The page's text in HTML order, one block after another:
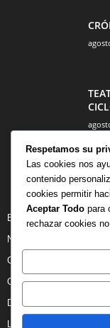
CATEGORÍA
BIBLIOTECA
NOTICIAS
CRITICAS
OPINION
DANZA
LIBROS
Respetamos su
Las cookies nos
contenido
cookies permitir
Aceptar Todo para
rechazar cookies